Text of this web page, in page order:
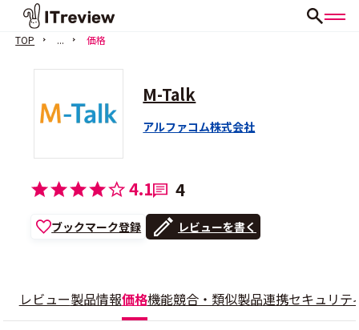
TOP ... 価格
M-Talk
アルファコム株式会社
4.1 4
ブックマーク登録 レビューを書く
レビュー製品情報価格機能競合・類似製品連携セキュリテ